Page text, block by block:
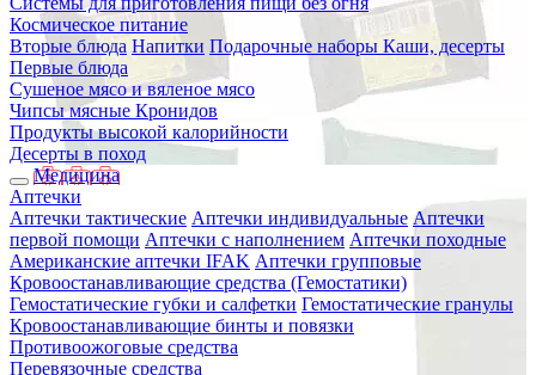
Космическое питание
Вторые блюда Напитки Подарочные наборы Каши, десерты
Первые блюда
Сушеное мясо и вяленое мясо
Чипсы мясные Кронидов
Продукты высокой калорийности
Десерты в поход
Медицина
Аптечки
Аптечки тактические Аптечки индивидуальные Аптечки
первой помощи Аптечки с наполнением Аптечки походные
Американские аптечки IFAK Аптечки групповые
Кровоостанавливающие средства (Гемостатики)
Гемостатические губки и салфетки Гемостатические гранулы
Кровоостанавливающие бинты и повязки
Противоожоговые средства
Перевязочные средства